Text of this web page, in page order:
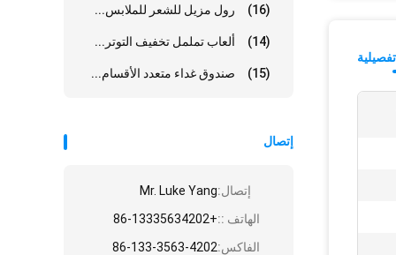
رول مزيل للشعر للملابس... (16)
ألعاب تململ تخفيف التوتر... (14)
صندوق غداء متعدد الأقسام... (15)
إتصال
إتصال:Mr. Luke Yang
الهاتف ::+86-13335634202
الفاكس:86-133-3563-4202